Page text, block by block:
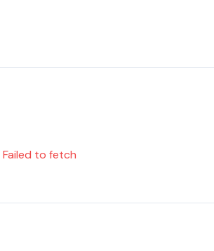
Failed to fetch